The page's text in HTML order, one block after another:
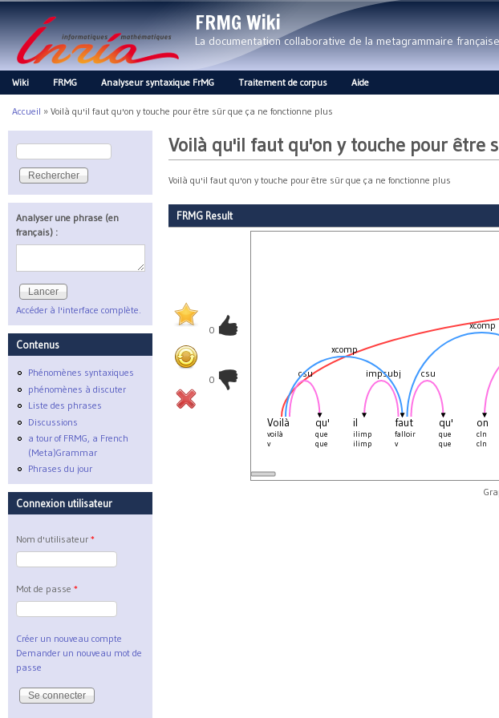
FRMG Wiki
La documentation collaborative de la metagrammaire française
Main menu
Wiki FRMG Analyseur syntaxique FrMG Traitement de corpus Aide
Vous êtes ici
Accueil » Voilà qu'il faut qu'on y touche pour être sûr que ça ne fonctionne plus
Voilà qu'il faut qu'on y touche pour être
Voilà qu'il faut qu'on y touche pour être sûr que ça ne fonctionne plus
FRMG Result
0
0
Voilà
voilà
v
qu'
que
que
il
ilimp
ilimp
faut
falloir
v
qu'
que
que
on
cln
cln
xcomp
csu
impsubj
csu
xcomp
Formulaire de recherche
Rechercher
Analyser une phrase (en
français) :
Accéder à l'interface complète.
Contenus
Phénomènes syntaxiques
phénomènes à discuter
Liste des phrases
Discussions
a tour of FRMG, a French
(Meta)Grammar
Phrases du jour
Connexion utilisateur
Nom d'utilisateur *
Mot de passe *
Créer un nouveau compte
Demander un nouveau mot de
passe